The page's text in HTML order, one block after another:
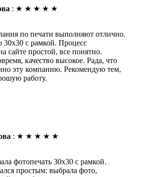
: ★ ★ ★ ★ ★
по печати выполняют отлично.
30х30 с рамкой. Процесс
сайте простой, все понятно.
качество высокое. Рада, что
эту компанию. Рекомендую тем,
работу.
: ★ ★ ★ ★ ★
фотопечать 30х30 с рамкой.
простым: выбрала фото,